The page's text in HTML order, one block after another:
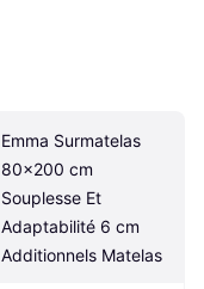
Emma Surmatelas
80x200 cm
Souplesse Et
Adaptabilité 6 cm
Additionnels Matelas